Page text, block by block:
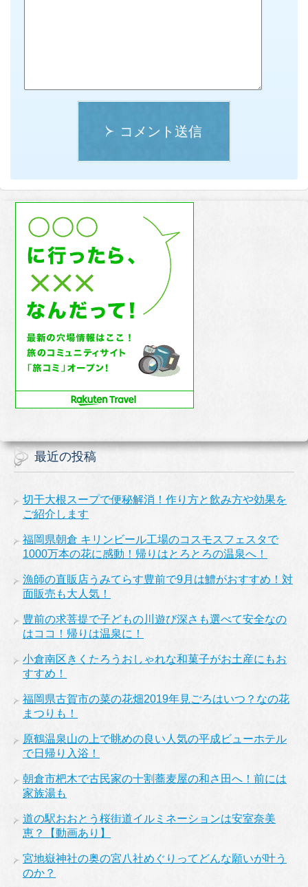
コメント送信
最近の投稿
切干大根スープで便秘解消！作り方と飲み方や効果を
ご紹介します
福岡県朝倉 キリンビール工場のコスモスフェスタで
1000万本の花に感動！帰りはとろとろの温泉へ！
漁師の直販店うみてらす豊前で9月は鱧がおすすめ！対
面販売も大人気！
豊前の求菩提で子どもの川遊び深さも選べて安全なの
はココ！帰りは温泉に！
小倉南区きくたろうおしゃれな和菓子がお土産にもお
すすめ！
福岡県古賀市の菜の花畑2019年見ごろはいつ？なの花
まつりも！
原鶴温泉山の上で眺めの良い人気の平成ビューホテル
で日帰り入浴！
朝倉市杷木で古民家の十割蕎麦屋の和さ田へ！前には
家族湯も
道の駅おおとう桜街道イルミネーションは安室奈美
恵？【動画あり】
宮地嶽神社の奥の宮八社めぐりってどんな願いが叶う
のか？